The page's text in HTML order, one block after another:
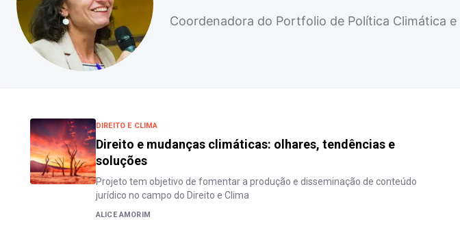
Coordenadora do Portfolio de Política Climática
DIREITO E CLIMA
Direito e mudanças climáticas: olhares, tendências e
soluções
Projeto tem objetivo de fomentar a produção e disseminação de conteúdo
jurídico no campo do Direito e Clima
ALICE AMORIM